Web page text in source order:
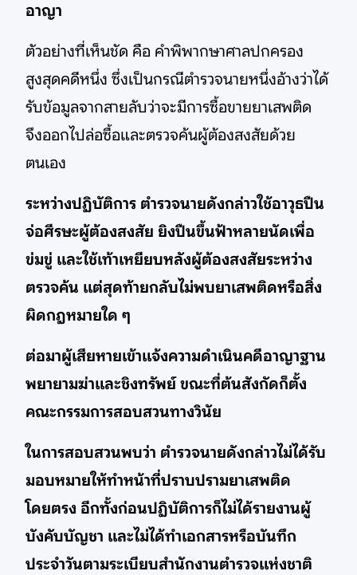
อาญา
ตัวอย่างที่เห็นชัด คือ คำพิพากษาศาลปกครอง
สูงสุดคดีหนึ่ง ซึ่งเป็นกรณีตำรวจนายหนึ่งอ้างว่าได้
รับข้อมูลจากสายลับว่าจะมีการซื้อขายยาเสพติด
จึงออกไปล่อซื้อและตรวจค้นผู้ต้องสงสัยด้วย
ตนเอง
ระหว่างปฏิบัติการ ตำรวจนายดังกล่าวใช้อาวุธปืน
จ่อศีรษะผู้ต้องสงสัย ยิงปืนขึ้นฟ้าหลายนัดเพื่อ
ข่มขู่ และใช้เท้าเหยียบหลังผู้ต้องสงสัยระหว่าง
ตรวจค้น แต่สุดท้ายกลับไม่พบยาเสพติดหรือสิ่ง
ผิดกฎหมายใด ๆ
ต่อมาผู้เสียหายเข้าแจ้งความดำเนินคดีอาญาฐาน
พยายามฆ่าและชิงทรัพย์ ขณะที่ต้นสังกัดก็ตั้ง
คณะกรรมการสอบสวนทางวินัย
ในการสอบสวนพบว่า ตำรวจนายดังกล่าวไม่ได้รับ
มอบหมายให้ทำหน้าที่ปราบปรามยาเสพติด
โดยตรง อีกทั้งก่อนปฏิบัติการก็ไม่ได้รายงานผู้
บังคับบัญชา และไม่ได้ทำเอกสารหรือบันทึก
ประจำวันตามระเบียบสำนักงานตำรวจแห่งชาติ